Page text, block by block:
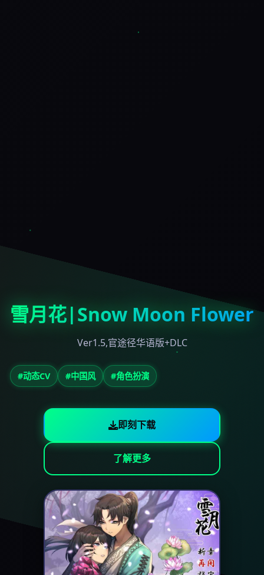
雪月花|Snow Moon Flower
Ver1.5,官途径华语版+DLC
#动态CV #中国风 #角色扮演
即刻下载
了解更多